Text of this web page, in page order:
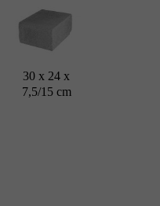
30 x 24 x
7,5/15 cm